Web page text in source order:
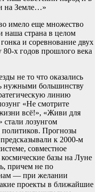
на Земле…»
имело еще множество
наша страна в целом
и соревнование двух
80-х годов прошлого века
не то что оказались
нужными большинству
линию
«Не смотрите
всё!», «Живи для
лозунгом
Прогнозы
к 2000-м
совместное
базы на Луне
причем не по
— при желании
проекты в ближайшие